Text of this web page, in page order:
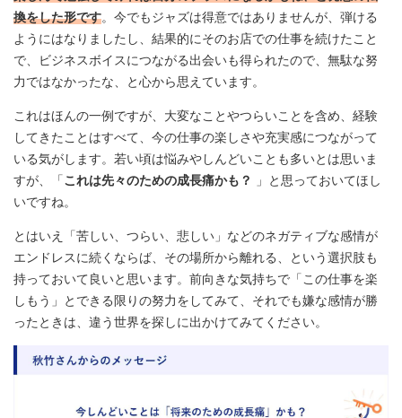
換をした形です。今でもジャズは得意ではありませんが、弾ける
ようにはなりましたし、結果的にそのお店での仕事を続けたこと
で、ビジネスボイスにつながる出会いも得られたので、無駄な努
力ではなかったな、と心から思えています。
これはほんの一例ですが、大変なことやつらいことを含め、経験
してきたことはすべて、今の仕事の楽しさや充実感につながって
いる気がします。若い頃は悩みやしんどいことも多いとは思いま
すが、「これは先々のための成長痛かも？
」と思っておいてほし
いですね。
とはいえ「苦しい、つらい、悲しい」などのネガティブな感情が
エンドレスに続くならば、その場所から離れる、という選択肢も
持っておいて良いと思います。前向きな気持ちで「この仕事を楽
しもう」とできる限りの努力をしてみて、それでも嫌な感情が勝
ったときは、違う世界を探しに出かけてみてください。